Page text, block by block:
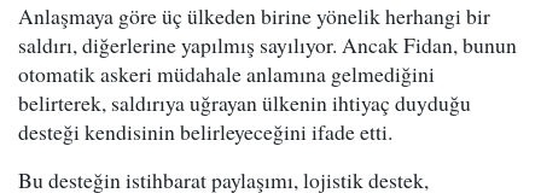
Anlaşmaya göre üç ülkeden birine yönelik herhangi bir
saldırı, diğerlerine yapılmış sayılıyor. Ancak Fidan, bunun
otomatik askeri müdahale anlamına gelmediğini
belirterek, saldırıya uğrayan ülkenin ihtiyaç duyduğu
desteği kendisinin belirleyeceğini ifade etti.
Bu desteğin istihbarat paylaşımı, lojistik destek,